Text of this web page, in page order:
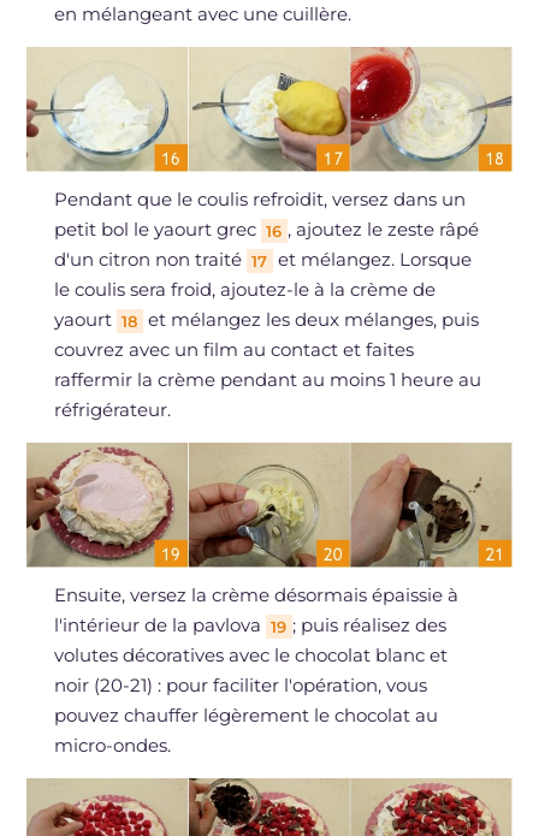
en mélangeant avec une cuillère.
Pendant que le coulis refroidit, versez dans un
petit bol le yaourt grec 16 , ajoutez le zeste râpé
d'un citron non traité 17 et mélangez. Lorsque
le coulis sera froid, ajoutez-le à la crème de
yaourt 18 et mélangez les deux mélanges, puis
couvrez avec un film au contact et faites
raffermir la crème pendant au moins 1 heure au
réfrigérateur.
Ensuite, versez la crème désormais épaissie à
l'intérieur de la pavlova 19 ; puis réalisez des
volutes décoratives avec le chocolat blanc et
noir (20-21) : pour faciliter l'opération, vous
pouvez chauffer légèrement le chocolat au
micro-ondes.